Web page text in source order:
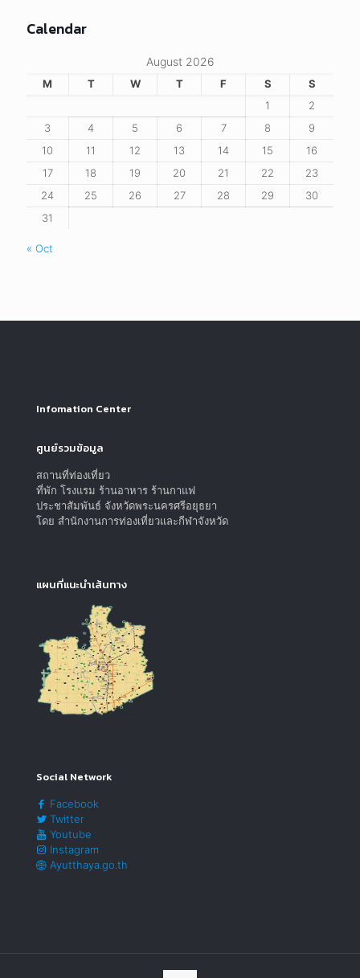
Calendar
August 2026
M T W T F S
S
1
2
3
4 5 6 7 8
9
10
11 12 13 14 15
16
17
18 19 20 21 22
23
24
25 26 27 28 29
30
31
« Oct
Infomation Center
ศูนย์รวมข้อมูล
สถานที่ท่องเที่ยว
ที่พัก โรงแรม ร้านอาหาร ร้านกาแฟ
ประชาสัมพันธ์ จังหวัดพระนครศรีอยุธยา
โดย สำนักงานการท่องเที่ยวและกีฬาจังหวัด
แผนที่แนะนำเส้นทาง
Social Network
Facebook
Twitter
Youtube
Instagram
Ayutthaya.go.th